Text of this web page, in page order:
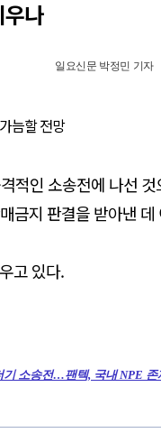
나
일요신문 박정민 기자
늠할 전망
적인 소송전에 나선 것
금지 판결을 받아낸 데
고 있다.
소송전…팬텍, 국내 NPE 존